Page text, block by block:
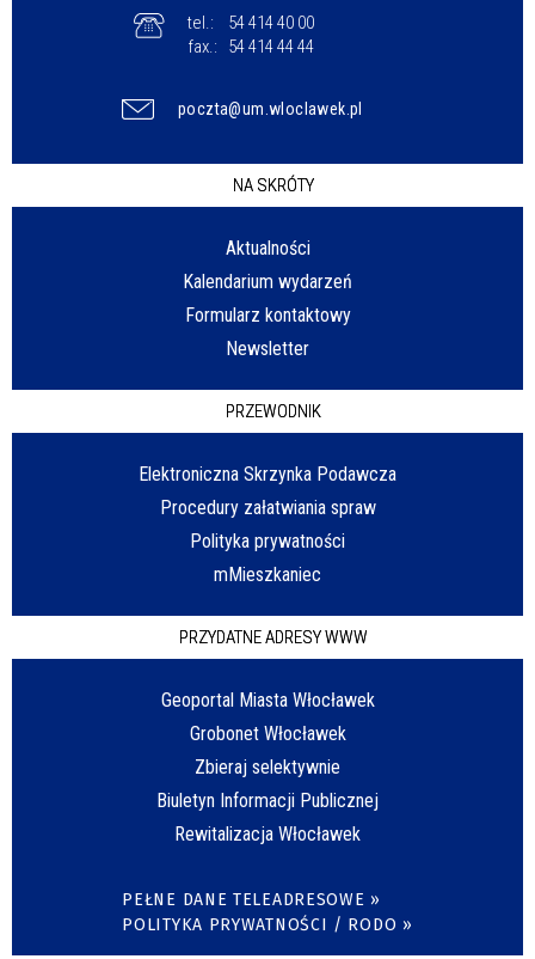
tel.:
54 414 40 00
fax.:
54 414 44 44
poczta@um.wloclawek.pl
NA SKRÓTY
Aktualności
Kalendarium wydarzeń
Formularz kontaktowy
Newsletter
PRZEWODNIK
Elektroniczna Skrzynka Podawcza
Procedury załatwiania spraw
Polityka prywatności
mMieszkaniec
PRZYDATNE ADRESY WWW
Geoportal Miasta Włocławek
Grobonet Włocławek
Zbieraj selektywnie
Biuletyn Informacji Publicznej
Rewitalizacja Włocławek
PEŁNE DANE TELEADRESOWE »
POLITYKA PRYWATNOŚCI / RODO »